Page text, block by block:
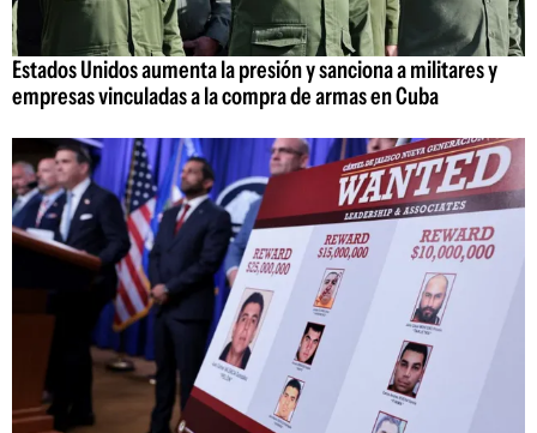
Estados Unidos aumenta la presión y sanciona a militares y
empresas vinculadas a la compra de armas en Cuba